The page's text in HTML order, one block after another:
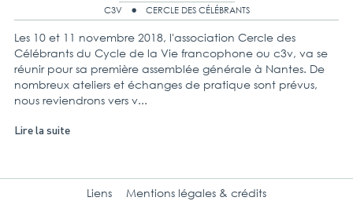
C3V
CERCLE DES CÉLÉBRANTS
Les 10 et 11 novembre 2018, l'association Cercle des
Célébrants du Cycle de la Vie francophone ou c3v, va se
réunir pour sa première assemblée générale à Nantes. De
nombreux ateliers et échanges de pratique sont prévus,
nous reviendrons vers v...
Lire la suite
Liens
Mentions légales & crédits